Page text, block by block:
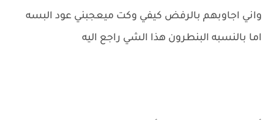
واني اجاوبهم بالرفض كيفي وكت ميعجبني عود البسه
اما بالنسبه البنطرون هذا الشي راجع اليه